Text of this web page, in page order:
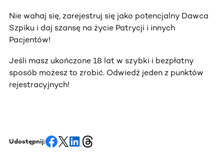
Nie wahaj się, zarejestruj się jako potencjalny Dawca
Szpiku i daj szansę na życie Patrycji i innych
Pacjentów!
Jeśli masz ukończone 18 lat w szybki i bezpłatny
sposób możesz to zrobić. Odwiedź jeden z punktów
rejestracyjnych!
Udostępnij: